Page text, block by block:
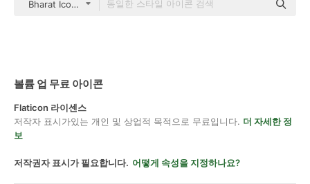
Bharat Icons Glyph
볼륨 업 무료 아이콘
Flaticon 라이센스
저작자 표시가있는 개인 및 상업적 목적으로 무료입니다. 더 자세한 정
보
저작권자 표시가 필요합니다. 어떻게 속성을 지정하나요?